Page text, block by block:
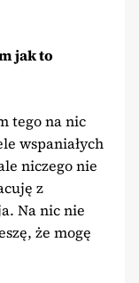
jak to
tego na nic
wspaniałych
niczego nie
z
Na nic nie
że mogę